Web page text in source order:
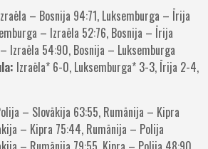
– Bosnija 94:71, Luksemburga – Īrija
– Izraēla 52:76, Bosnija – Īrija
Izraēla 54:90, Bosnija – Luksemburga
Izraēla* 6-0, Luksemburga* 3-3, Īrija 2-4,
– Slovākija 63:55, Rumānija – Kipra
– Kipra 75:44, Rumānija – Polija